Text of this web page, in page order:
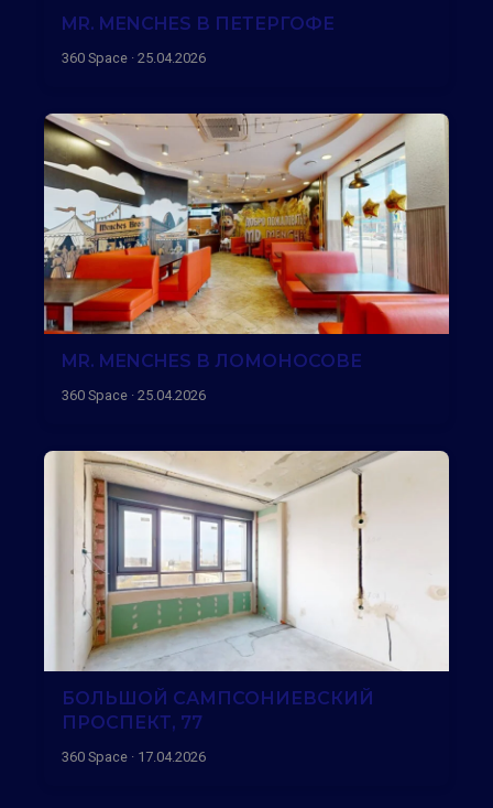
MR. MENCHES В ПЕТЕРГОФЕ
360 Space · 25.04.2026
MR. MENCHES В ЛОМОНОСОВЕ
360 Space · 25.04.2026
БОЛЬШОЙ САМПСОНИЕВСКИЙ
ПРОСПЕКТ, 77
360 Space · 17.04.2026